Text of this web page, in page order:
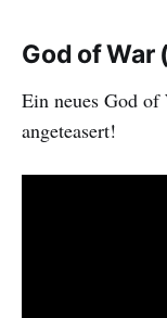
God of War
Ein neues God
angeteasert!